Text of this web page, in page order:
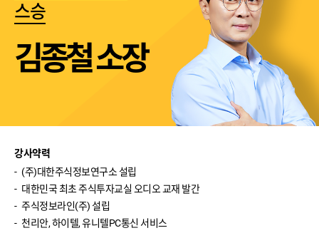
스승
김종철 소장
강사약력
(주)대한주식정보연구소 설립
대한민국 최초 주식투자교실 오디오 교재 발간
주식정보라인(주) 설립
천리안, 하이텔, 유니텔PC통신 서비스